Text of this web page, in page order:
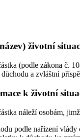
životní
(podle zákona č.
a zvláštní
k životní
náleží osobám,
podle nařízení vlády